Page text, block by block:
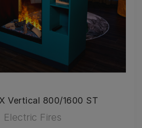
Vertical 800/1600 ST
Electric Fires